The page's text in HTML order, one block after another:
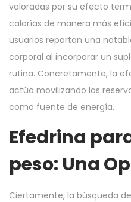
valoradas por su efecto
calorías de manera más
usuarios reportan una
corporal al incorporar un
rutina. Concretamente, la
actúa movilizando las
como fuente de energía.
Efedrina
peso: Una
Ciertamente, la búsqueda